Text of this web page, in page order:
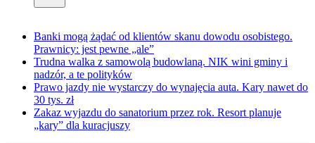
Banki mogą żądać od klientów skanu dowodu osobistego.
Prawnicy: jest pewne „ale”
Trudna walka z samowolą budowlaną. NIK wini gminy i
nadzór, a te polityków
Prawo jazdy nie wystarczy do wynajęcia auta. Kary nawet do
30 tys. zł
Zakaz wyjazdu do sanatorium przez rok. Resort planuje
„kary” dla kuracjuszy